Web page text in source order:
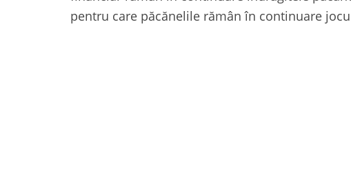
pentru care păcănelile rămân în continuare